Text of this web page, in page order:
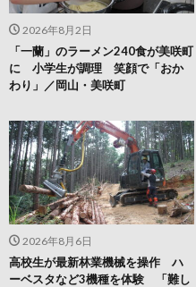
2026年8月6日
高校生が最新林業機械を操作 ハ
ーベスタなど3機種を体験 「難し
2026年8月2日
「一蘭」のラーメン240食が美咲町
に 小学生が調理 笑顔で「おか
わり」／岡山・美咲町